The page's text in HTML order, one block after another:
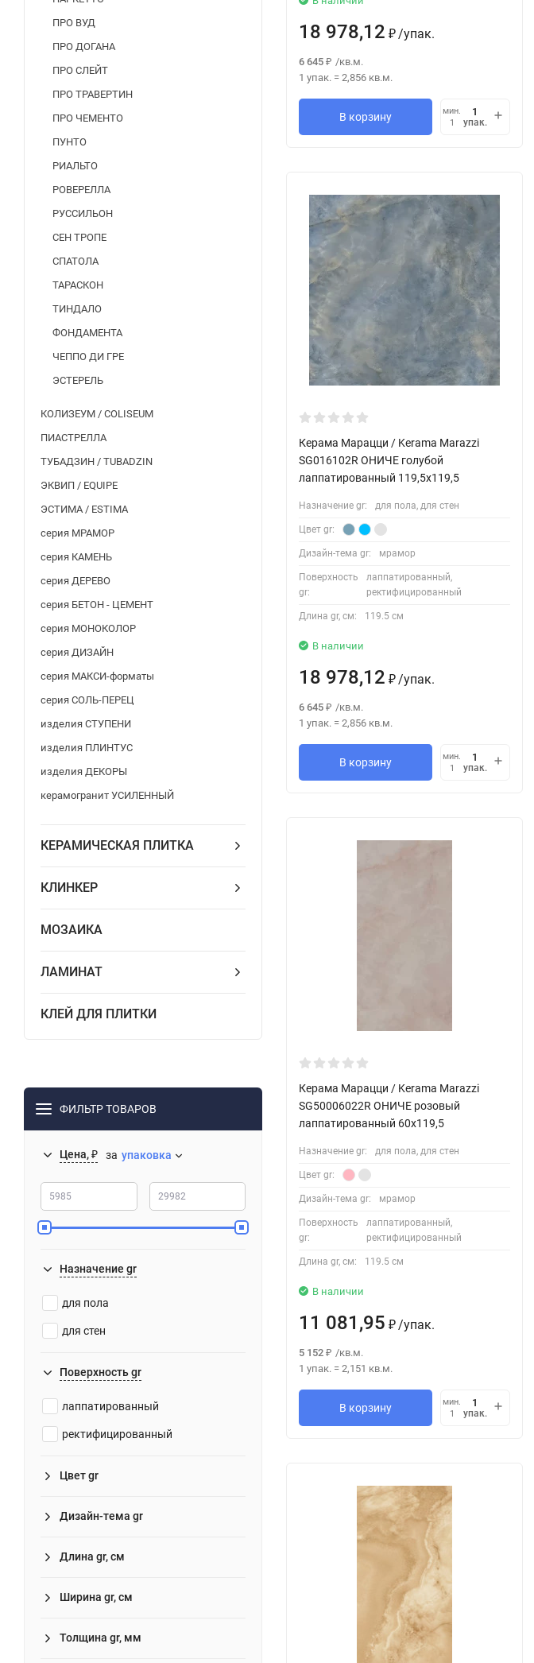
ПРО ВУД
ПРО ДОГАНА
ПРО СЛЕЙТ
ПРО ТРАВЕРТИН
ПРО ЧЕМЕНТО
ПУНТО
РИАЛЬТО
РОВЕРЕЛЛА
РУССИЛЬОН
СЕН ТРОПЕ
СПАТОЛА
ТАРАСКОН
ТИНДАЛО
ФОНДАМЕНТА
ЧЕППО ДИ ГРЕ
ЭСТЕРЕЛЬ
КОЛИЗЕУМ / COLISEUM
ПИАСТРЕЛЛА
ТУБАДЗИН / TUBADZIN
ЭКВИП / EQUIPE
ЭСТИМА / ESTIMA
серия МРАМОР
серия КАМЕНЬ
серия ДЕРЕВО
серия БЕТОН - ЦЕМЕНТ
серия МОНОКОЛОР
серия ДИЗАЙН
серия МАКСИ-форматы
серия СОЛЬ-ПЕРЕЦ
изделия СТУПЕНИ
изделия ПЛИНТУС
изделия ДЕКОРЫ
керамогранит УСИЛЕННЫЙ
КЕРАМИЧЕСКАЯ ПЛИТКА
КЛИНКЕР
МОЗАИКА
ЛАМИНАТ
КЛЕЙ ДЛЯ ПЛИТКИ
ФИЛЬТР ТОВАРОВ
Цена, ₽ за упаковка
Назначение gr
для пола
для стен
Поверхность gr
лаппатированный
ректифицированный
Цвет gr
Дизайн-тема gr
Длина gr, см
Ширина gr, см
Толщина gr, мм
18 978,12 ₽ /упак.
6 645 ₽ /кв.м.
1 упак. = 2,856 кв.м.
В корзину
мин.
1
упак.
Керама Марацци / Kerama Marazzi
SG016102R ОНИЧЕ голубой
лаппатированный 119,5x119,5
Назначение gr: для пола, для стен
Цвет gr:
Дизайн-тема gr: мрамор
Поверхность
gr:
лаппатированный,
ректифицированный
Длина gr, см: 119.5 см
В наличии
18 978,12 ₽ /упак.
6 645 ₽ /кв.м.
1 упак. = 2,856 кв.м.
В корзину
мин.
1
упак.
Керама Марацци / Kerama Marazzi
SG50006022R ОНИЧЕ розовый
лаппатированный 60x119,5
Назначение gr: для пола, для стен
Цвет gr:
Дизайн-тема gr: мрамор
Поверхность
gr:
лаппатированный,
ректифицированный
Длина gr, см: 119.5 см
В наличии
11 081,95 ₽ /упак.
5 152 ₽ /кв.м.
1 упак. = 2,151 кв.м.
В корзину
мин.
1
упак.